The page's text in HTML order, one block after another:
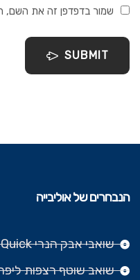
שמור בדפדפן זה את השם,
SUBMIT
הנבחרים של אוליבייה
שואבי אבק הנרי Quick
שואב שוטף רצפות